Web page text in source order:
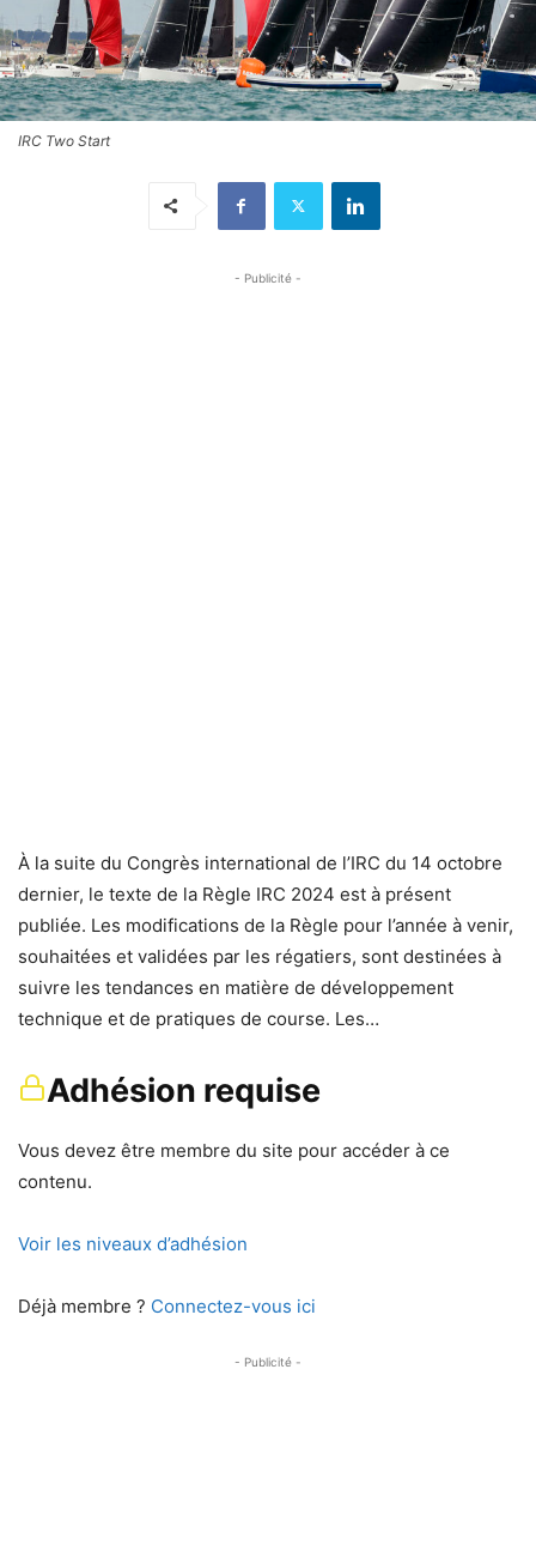
IRC Two Start
- Publicité -
À la suite du Congrès international de l’IRC du 14 octobre
dernier, le texte de la Règle IRC 2024 est à présent
publiée. Les modifications de la Règle pour l’année à venir,
souhaitées et validées par les régatiers, sont destinées à
suivre les tendances en matière de développement
technique et de pratiques de course. Les…
Adhésion requise
Vous devez être membre du site pour accéder à ce
contenu.
Voir les niveaux d’adhésion
Déjà membre ? Connectez-vous ici
- Publicité -